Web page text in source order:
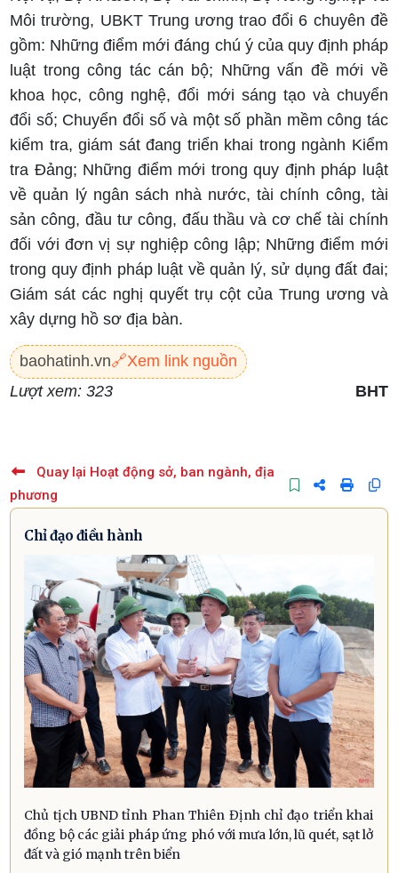
Môi trường, UBKT Trung ương trao đổi 6 chuyên đề
gồm: Những điểm mới đáng chú ý của quy định pháp
luật trong công tác cán bộ; Những vấn đề mới về
khoa học, công nghệ, đổi mới sáng tạo và chuyển
đổi số; Chuyển đổi số và một số phần mềm công tác
kiểm tra, giám sát đang triển khai trong ngành Kiểm
tra Đảng; Những điểm mới trong quy định pháp luật
về quản lý ngân sách nhà nước, tài chính công, tài
sản công, đầu tư công, đấu thầu và cơ chế tài chính
đối với đơn vị sự nghiệp công lập; Những điểm mới
trong quy định pháp luật về quản lý, sử dụng đất đai;
Giám sát các nghị quyết trụ cột của Trung ương và
xây dựng hồ sơ địa bàn.
baohatinh.vn🔗Xem link nguồn
Lượt xem: 323
BHT
Quay lại Hoạt động sở, ban ngành, địa
phương
Chỉ đạo điều hành
Chủ tịch UBND tỉnh Phan Thiên Định chỉ đạo triển khai
đồng bộ các giải pháp ứng phó với mưa lớn, lũ quét, sạt lở
đất và gió mạnh trên biển